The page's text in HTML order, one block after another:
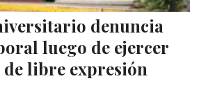
denuncia
luego de ejercer
de libre expresión